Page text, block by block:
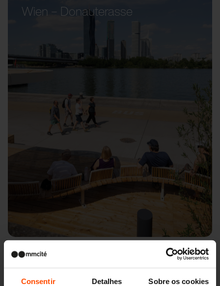
Consentir Detalhes Sobre os cookies
Wien – Donauterasse
Seattle – Popup park